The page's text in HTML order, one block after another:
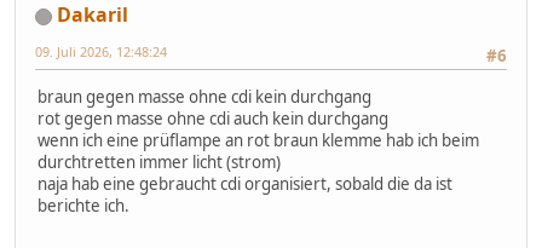
Dakaril
#6
09. Juli 2026, 12:48:24
braun gegen masse ohne cdi kein durchgang
rot gegen masse ohne cdi auch kein durchgang
wenn ich eine prüflampe an rot braun klemme hab ich beim
durchtretten immer licht (strom)
naja hab eine gebraucht cdi organisiert, sobald die da ist
berichte ich.